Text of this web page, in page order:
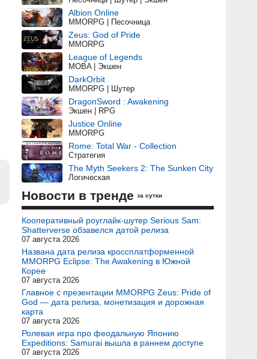
Albion Online
MMORPG | Песочница
Zeus: God of Pride
MMORPG
League of Legends
MOBA | Экшен
DarkOrbit
MMORPG | Шутер
DragonSword : Awakening
Экшен | RPG
Justice Online
MMORPG
Rome: Total War - Collection
Стратегия
The Myth Seekers 2: The Sunken City
Логическая
Новости в тренде за сутки
Кооперативный роуглайк-шутер Serious Sam:
Shatterverse обзавелся датой релиза
07 августа 2026
Названа дата релиза кроссплатформенной
MMORPG Eclipse: The Awakening в Южной
Корее
07 августа 2026
Главное с презентации MMORPG Zeus: Pride of
God — дата релиза, монетизация и дорожная
карта
07 августа 2026
Ролевая игра про феодальную Японию
Expeditions: Samurai вышла в раннем доступе
07 августа 2026